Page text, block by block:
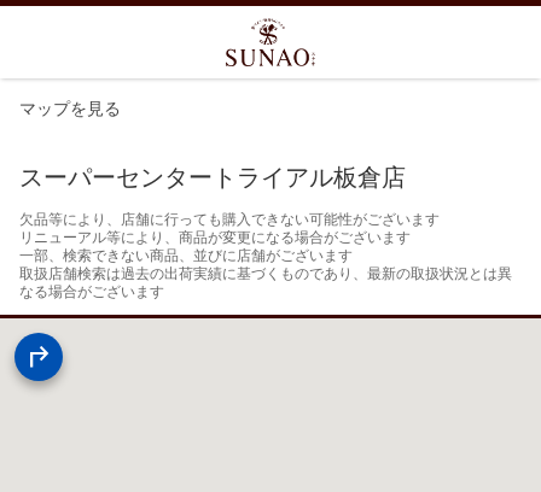
マップを見る
スーパーセンタートライアル板倉店
欠品等により、店舗に行っても購入できない可能性がございます
リニューアル等により、商品が変更になる場合がございます
一部、検索できない商品、並びに店舗がございます
取扱店舗検索は過去の出荷実績に基づくものであり、最新の取扱状況とは異
なる場合がございます